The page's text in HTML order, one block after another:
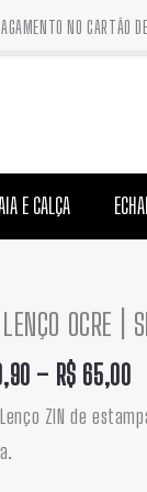
NO CARTÃO DE
E CALÇA
OCRE |
– R$ 65,00
de
ZIN de